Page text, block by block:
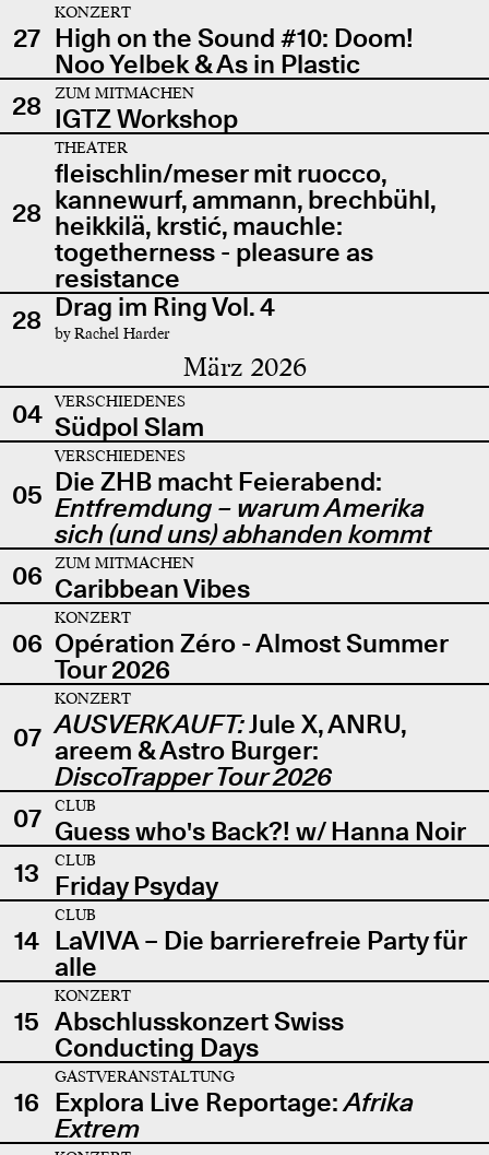
27
KONZERT
High on the Sound #10: Doom!
Noo Yelbek & As in Plastic
28
ZUM MITMACHEN
IGTZ Workshop
28
THEATER
fleischlin/meser mit ruocco,
kannewurf, ammann, brechbühl,
heikkilä, krstić, mauchle:
togetherness - pleasure as
resistance
28 Drag im Ring Vol. 4
by Rachel Harder
März 2026
04 VERSCHIEDENES
Südpol Slam
05
VERSCHIEDENES
Die ZHB macht Feierabend:
Entfremdung – warum Amerika
sich (und uns) abhanden kommt
06
ZUM MITMACHEN
Caribbean Vibes
06
KONZERT
Opération Zéro - Almost Summer
Tour 2026
07
KONZERT
AUSVERKAUFT:Jule X, ANRU,
areem & Astro Burger:
DiscoTrapper Tour 2026
07
CLUB
Guess who's Back?! w/ Hanna Noir
13
CLUB
Friday Psyday
14
CLUB
LaVIVA – Die barrierefreie Party für
alle
15
KONZERT
Abschlusskonzert Swiss
Conducting Days
16
GASTVERANSTALTUNG
Explora Live Reportage:Afrika
Extrem